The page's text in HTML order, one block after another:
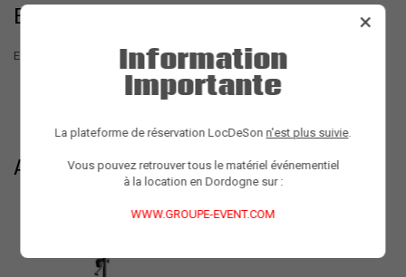
EN SAVOIR PLUS SUR LE PRODUIT
Effet à led réagissant sur la musique. Parfait pour soirée dansante.
ACCESSOIRES
×
Information
Importante
La plateforme de réservation LocDeSon n'est plus suivie.
Vous pouvez retrouver tous le matériel événementiel
à la location en Dordogne sur :
WWW.GROUPE-EVENT.COM